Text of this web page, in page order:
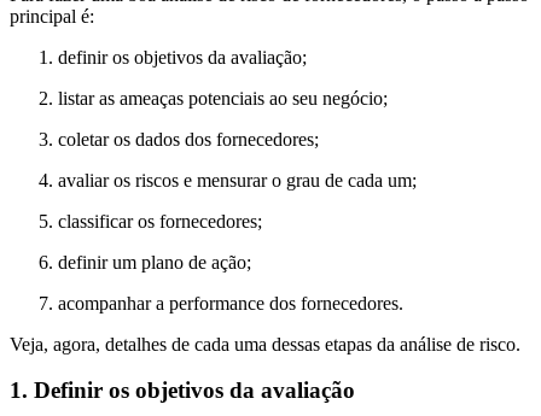
principal é:
definir os objetivos da avaliação;
listar as ameaças potenciais ao seu negócio;
coletar os dados dos fornecedores;
avaliar os riscos e mensurar o grau de cada um;
classificar os fornecedores;
definir um plano de ação;
acompanhar a performance dos fornecedores.
Veja, agora, detalhes de cada uma dessas etapas da análise de risco.
1. Definir os objetivos da avaliação